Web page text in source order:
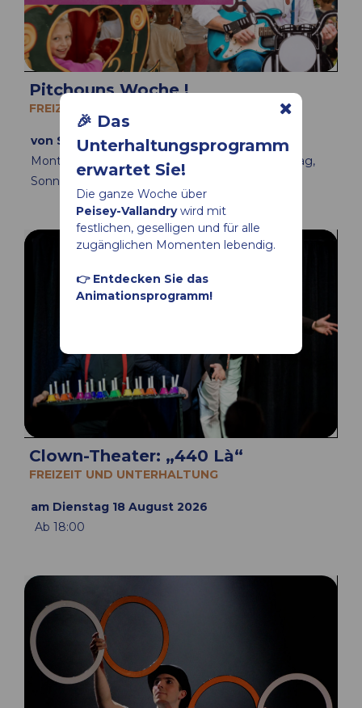
🎉 Das
Unterhaltungsprogramm
erwartet Sie!
Die ganze Woche über
Peisey-Vallandrywird mit
festlichen, geselligen und für alle
zugänglichen Momenten lebendig.
👉 Entdecken Sie das
Animationsprogramm!
Pitchouns Woche !
FREIZEIT UND UNTERHALTUNG
von Sonntag 16 bis Freitag 21 August 2026
Montag, Dienstag, Mittwoch, Donnerstag, Freitag,
Sonntag
Clown-Theater: „440 Là“
FREIZEIT UND UNTERHALTUNG
am Dienstag 18 August 2026
Ab 18:00